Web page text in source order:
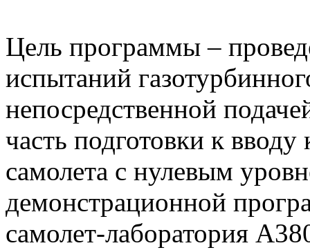
Цель программы –
испытаний
непосредственной
часть подготовки к
самолета с нулевым
демонстрационной
самолет-лаборатория